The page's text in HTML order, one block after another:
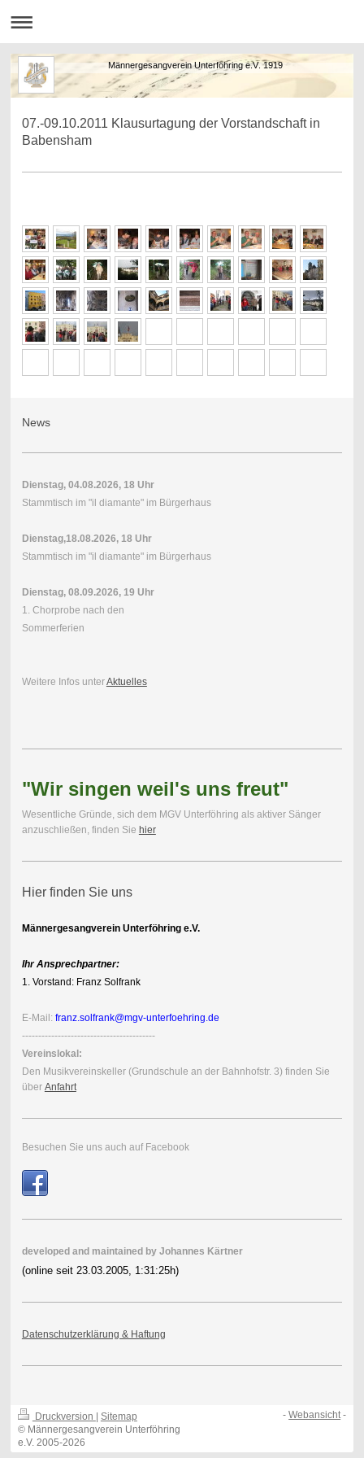
Männergesangverein Unterföhring e.V. 1919
07.-09.10.2011 Klausurtagung der Vorstandschaft in
Babensham
News
Dienstag, 04.08.2026, 18 Uhr
Stammtisch im "il diamante" im Bürgerhaus
Dienstag,18.08.2026, 18 Uhr
Stammtisch im "il diamante" im Bürgerhaus
Dienstag, 08.09.2026, 19 Uhr
1. Chorprobe nach den
Sommerferien
Weitere Infos unterAktuelles
"Wir singen weil's uns freut"
Wesentliche Gründe, sich dem MGV Unterföhring als aktiver Sänger
anzuschließen, finden Sie hier
Hier finden Sie uns
Männergesangverein Unterföhring e.V.
Ihr Ansprechpartner:
1. Vorstand: Franz Solfrank
E-Mail: franz.solfrank@mgv-unterfoehring.de
-----------------------------------------
Vereinslokal:
Den Musikvereinskeller (Grundschule an der Bahnhofstr. 3) finden Sie
über Anfahrt
Besuchen Sie uns auch auf Facebook
developed and maintained by Johannes Kärtner
(online seit 23.03.2005, 1:31:25h)
Datenschutzerklärung & Haftung
Druckversion
Sitemap
© Männergesangverein Unterföhring
e.V. 2005-2026
-Webansicht-